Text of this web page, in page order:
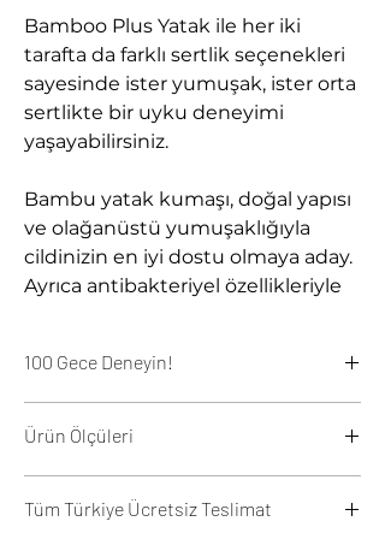
Bamboo Plus Yatak ile her iki
tarafta da farklı sertlik seçenekleri
sayesinde ister yumuşak, ister orta
sertlikte bir uyku deneyimi
yaşayabilirsiniz.
Bambu yatak kumaşı, doğal yapısı
ve olağanüstü yumuşaklığıyla
cildinizin en iyi dostu olmaya aday.
Ayrıca antibakteriyel özellikleriyle
birleşimini sunuyor.
7 bölgeli paket yay, vücut şeklinizi
deneyimi sunar. Ayrıca, eşlerin
100 Gece Deneyin!
deneme imkanı sunarak aradığınız
100 gece boyunca kullanabilir, size
Ürün Ölçüleri
önemlidir. Size en uygun yatağı
Tüm Türkiye Ücretsiz Teslimat